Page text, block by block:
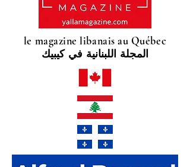
le magazine libanais au Québec
المجلة اللبنانية في كيبيك